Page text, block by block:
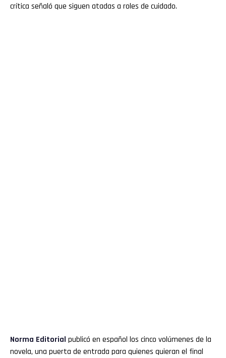
crítica señaló que siguen atadas a roles de cuidado.
Norma Editorial publicó en español los cinco volúmenes de la
novela, una puerta de entrada para quienes quieran el final